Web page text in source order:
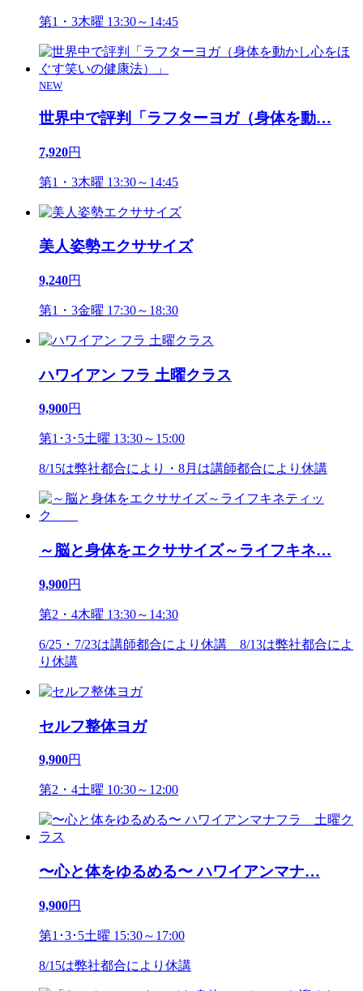
第1・3木曜 13:30～14:45
NEW
世界中で評判「ラフターヨガ（身体を動…
7,920円
第1・3木曜 13:30～14:45
美人姿勢エクササイズ
9,240円
第1・3金曜 17:30～18:30
ハワイアン フラ 土曜クラス
9,900円
第1･3･5土曜 13:30～15:00
8/15は弊社都合により・8月は講師都合により休講
～脳と身体をエクササイズ～ライフキネ…
9,900円
第2・4木曜 13:30～14:30
6/25・7/23は講師都合により休講 8/13は弊社都合によ
り休講
セルフ整体ヨガ
9,900円
第2・4土曜 10:30～12:00
〜心と体をゆるめる〜 ハワイアンマナ…
9,900円
第1･3･5土曜 15:30～17:00
8/15は弊社都合により休講